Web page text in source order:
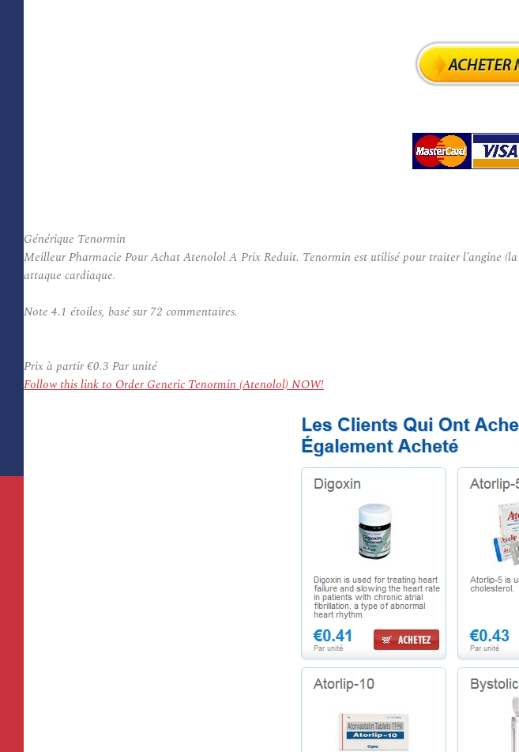
Générique Tenormin
Meilleur Pharmacie Pour Achat Atenolol A Prix Reduit. Tenormin est utilisé pour traiter l’angine
attaque cardiaque.
Note 4.1 étoiles, basé sur 72 commentaires.
Prix à partir€0.3 Par unité
Follow this link to Order Generic Tenormin (Atenolol) NOW!